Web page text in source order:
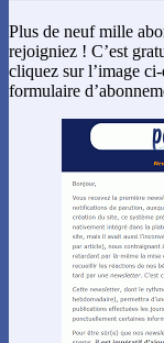
Plus de neuf mille
rejoigniez ! C’est
cliquez sur l’image
formulaire